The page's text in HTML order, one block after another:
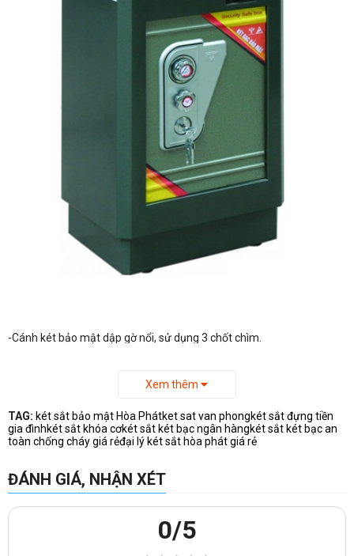
-Cánh két bảo mật dập gờ nổi, sử dụng 3 chốt chìm.
Xem thêm
TAG: két sắt bảo mật Hòa Phátket sat van phongkét sắt đựng tiền
gia đìnhkét sắt khóa cơkét sắt két bạc ngân hàngkét sắt két bạc an
toàn chống cháy giá rẻđại lý két sắt hòa phát giá rẻ
ĐÁNH GIÁ, NHẬN XÉT
0/5